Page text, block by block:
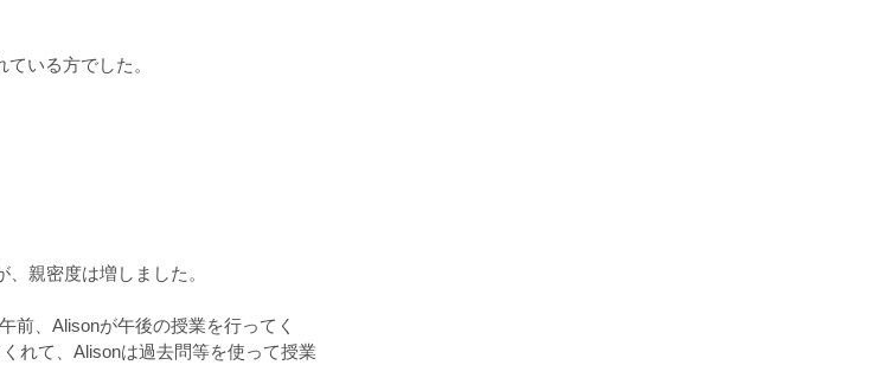
いる方でした。
親密度は増しました。
前、Alisonが午後の授業を行ってく
れて、Alisonは過去問等を使って授業